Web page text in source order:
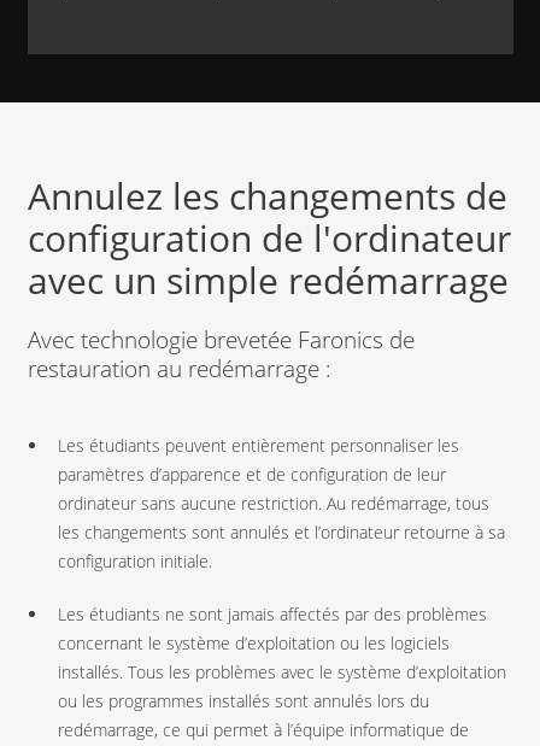
Annulez les changements de
configuration de l'ordinateur
avec un simple redémarrage
Avec technologie brevetée Faronics de
restauration au redémarrage :
Les étudiants peuvent entièrement personnaliser les
paramètres d’apparence et de configuration de leur
ordinateur sans aucune restriction. Au redémarrage, tous
les changements sont annulés et l’ordinateur retourne à sa
configuration initiale.
Les étudiants ne sont jamais affectés par des problèmes
concernant le système d’exploitation ou les logiciels
installés. Tous les problèmes avec le système d’exploitation
ou les programmes installés sont annulés lors du
redémarrage, ce qui permet à l’équipe informatique de